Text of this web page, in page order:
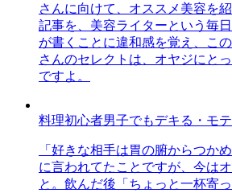
さんに向けて、オススメ美容を
記事を、美容ライターという毎
が書くことに違和感を覚え、こ
さんのセレクトは、オヤジにと
ですよ。
料理初心者男子でもデキる・モ
「好きな相手は胃の腑からつか
に言われてたことですが、今は
と。飲んだ後「ちょっと一杯寄